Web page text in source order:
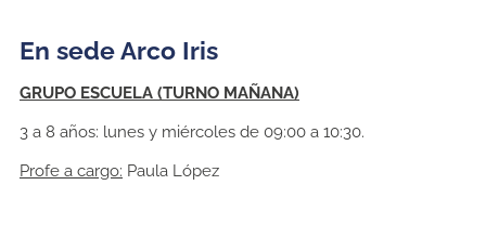
En sede Arco Iris
GRUPO ESCUELA (TURNO MAÑANA)
3 a 8 años: lunes y miércoles de 09:00 a 10:30.
Profe a cargo: Paula López